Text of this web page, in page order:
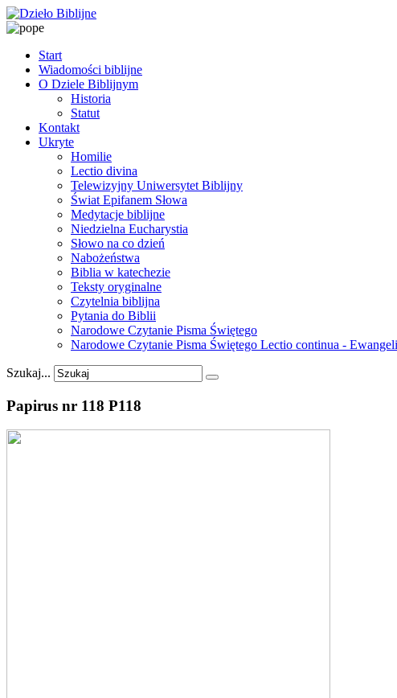
Start
Wiadomości biblijne
O Dziele Biblijnym
Historia
Statut
Kontakt
Ukryte
Homilie
Lectio divina
Telewizyjny Uniwersytet Biblijny
Świat Epifanem Słowa
Medytacje biblijne
Niedzielna Eucharystia
Słowo na co dzień
Nabożeństwa
Biblia w katechezie
Teksty oryginalne
Czytelnia biblijna
Pytania do Biblii
Narodowe Czytanie Pisma Świętego
Narodowe Czytanie Pisma Świętego Lectio continua -
Szukaj...
Papirus nr 118 P118